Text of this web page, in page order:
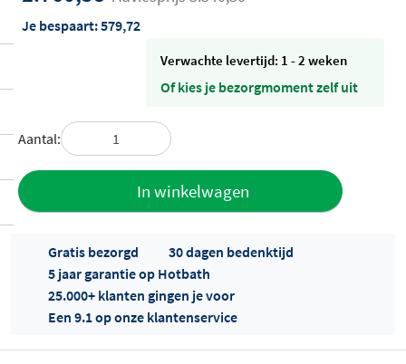
Je bespaart:579,72
Verwachte levertijd: 1 - 2 weken
Of kies je bezorgmoment zelf uit
Aantal:
In winkelwagen
Gratis bezorgd
30 dagen bedenktijd
5 jaar garantie op Hotbath
25.000+ klanten gingen je voor
Een 9.1 op onze klantenservice